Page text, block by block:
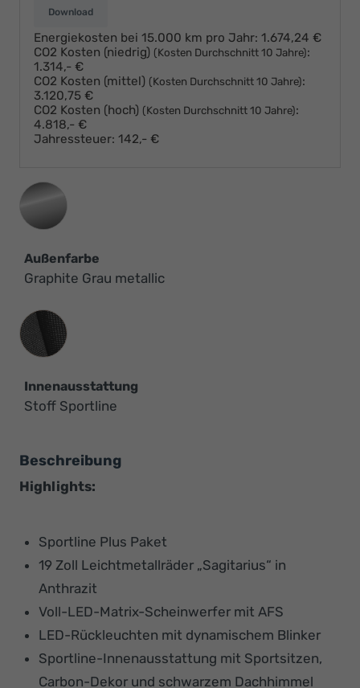
Download
Energiekosten bei 15.000 km pro Jahr: 1.674,24 €
CO2 Kosten (niedrig) (Kosten Durchschnitt 10 Jahre):
1.314,- €
CO2 Kosten (mittel) (Kosten Durchschnitt 10 Jahre):
3.120,75 €
CO2 Kosten (hoch) (Kosten Durchschnitt 10 Jahre):
4.818,- €
Jahressteuer: 142,- €
Außenfarbe
Graphite Grau metallic
Innenausstattung
Innenausstattung
Stoff Sportline
Beschreibung
Highlights:
Sportline Plus Paket
19 Zoll Leichtmetallräder „Sagitarius“ in
Anthrazit
Voll-LED-Matrix-Scheinwerfer mit AFS
LED-Rückleuchten mit dynamischem Blinker
Sportline-Innenausstattung mit Sportsitzen,
Carbon-Dekor und schwarzem Dachhimmel